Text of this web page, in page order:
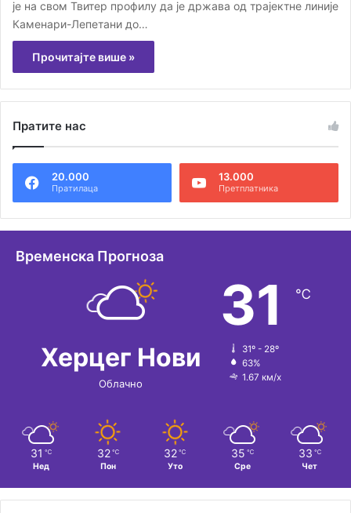
је на свом Твитер профилу да је држава од трајектне линије
Каменари-Лепетани до…
Прочитајте више »
Пратите нас
20.000
Пратилаца
13.000
Претплатника
Временска Прогноза
Херцег Нови
Облачно
31 ℃
31º - 28º
63%
1.67 км/х
31 ℃
Нед
32 ℃
Пон
32 ℃
Уто
35 ℃
Сре
33 ℃
Чет